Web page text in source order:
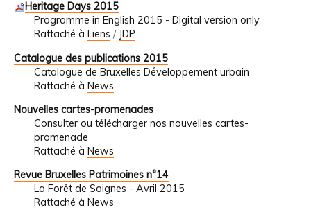
Heritage Days 2015
Programme in English 2015 - Digital version only
Rattaché à Liens / JDP
Catalogue des publications 2015
Catalogue de Bruxelles Développement urbain
Rattaché à News
Nouvelles cartes-promenades
Consulter ou télécharger nos nouvelles cartes-
promenade
Rattaché à News
Revue Bruxelles Patrimoines n°14
La Forêt de Soignes - Avril 2015
Rattaché à News